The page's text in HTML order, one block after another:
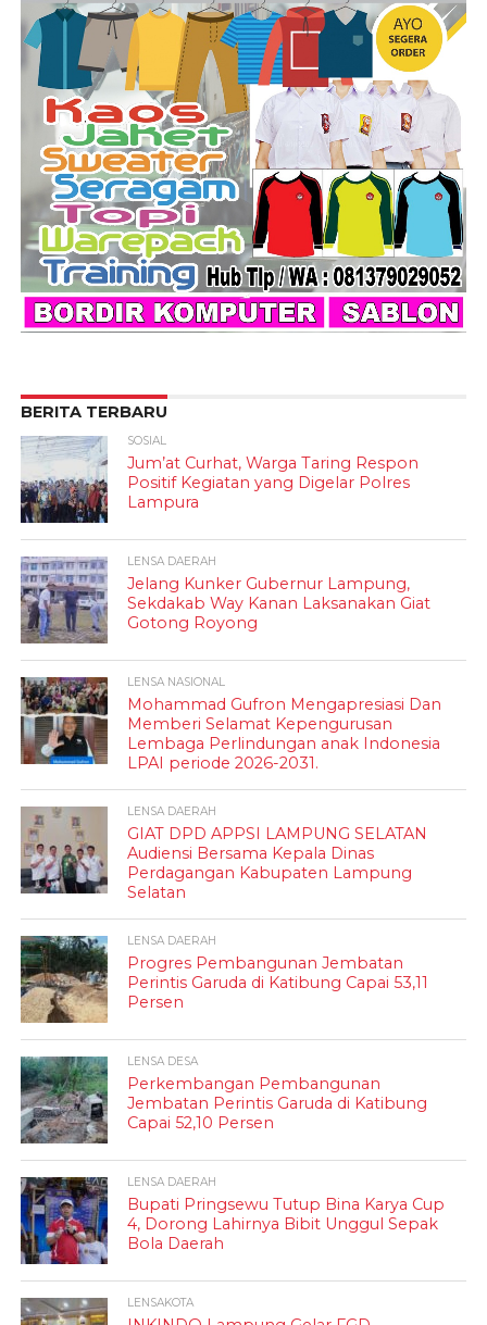
BERITA TERBARU
SOSIAL
Jum’at Curhat, Warga Taring Respon
Positif Kegiatan yang Digelar Polres
Lampura
LENSA DAERAH
Jelang Kunker Gubernur Lampung,
Sekdakab Way Kanan Laksanakan Giat
Gotong Royong
LENSA NASIONAL
Mohammad Gufron Mengapresiasi Dan
Memberi Selamat Kepengurusan
Lembaga Perlindungan anak Indonesia
LPAI periode 2026-2031.
LENSA DAERAH
GIAT DPD APPSI LAMPUNG SELATAN
Audiensi Bersama Kepala Dinas
Perdagangan Kabupaten Lampung
Selatan
LENSA DAERAH
Progres Pembangunan Jembatan
Perintis Garuda di Katibung Capai 53,11
Persen
LENSA DESA
Perkembangan Pembangunan
Jembatan Perintis Garuda di Katibung
Capai 52,10 Persen
LENSA DAERAH
Bupati Pringsewu Tutup Bina Karya Cup
4, Dorong Lahirnya Bibit Unggul Sepak
Bola Daerah
LENSAKOTA